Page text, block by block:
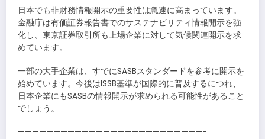
日本でも非財務情報開示の重要性は急速に高まっています。
金融庁は有価証券報告書でのサステナビリティ情報開示を強
化し、東京証券取引所も上場企業に対して気候関連開示を求
めています。
一部の大手企業は、すでにSASBスタンダードを参考に開示を
始めています。今後はISSB基準が国際的に普及するにつれ、
日本企業にもSASBの情報開示が求められる可能性があること
でしょう。
——————————————————————————-